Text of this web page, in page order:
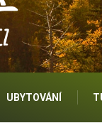
UBYTOVÁNÍ